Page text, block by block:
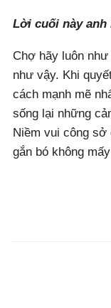
Lời cuối này anh
Chợ hãy luôn
như vậy. Khi
cách mạnh mẽ
sống lại những
Niềm vui công
gắn bó không